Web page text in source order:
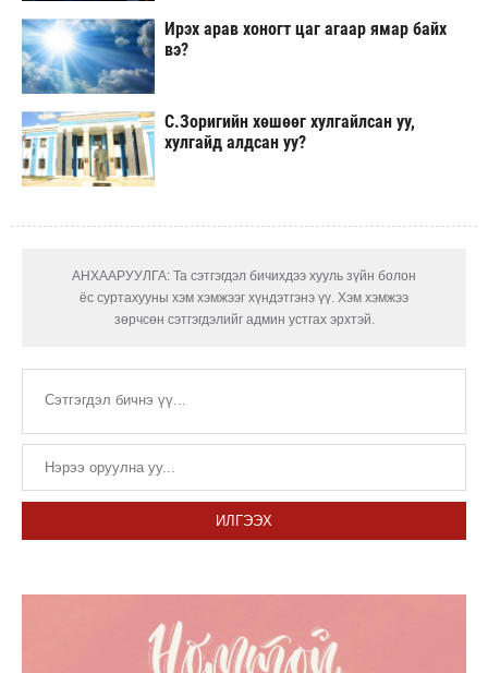
Ирэх арав хоногт цаг агаар ямар байх
вэ?
С.Зоригийн хөшөөг хулгайлсан уу,
хулгайд алдсан уу?
АНХААРУУЛГА: Та сэтгэгдэл бичихдээ хууль зүйн болон
ёс суртахууны хэм хэмжээг хүндэтгэнэ үү. Хэм хэмжээ
зөрчсөн сэтгэгдэлийг админ устгах эрхтэй.
ИЛГЭЭХ